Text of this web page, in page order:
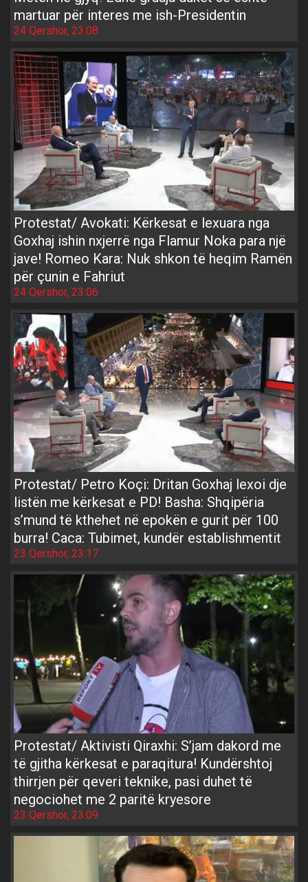
martuar për interes me ish-Presidentin
24 Qershor, 23:08
Protestat/ Avokati: Kërkesat e lexuara nga
Goxhaj ishin nxjerrë nga Flamur Noka para një
jave! Romeo Kara: Nuk shkon të heqim Ramën
për çunin e Fahriut
24 Qershor, 23:06
Protestat/ Petro Koçi: Dritan Goxhaj lexoi dje
listën me kërkesat e PD! Basha: Shqipëria
s’mund të kthehet në epokën e gurit për 100
burra! Caca: Tubimet, kundër establishmentit
23 Qershor, 23:17
Protestat/ Aktivisti Qiraxhi: S’jam dakord me
të gjitha kërkesat e paraqitura! Kundërshtoj
thirrjen për qeveri teknike, pasi duhet të
negociohet me 2 paritë kryesore
23 Qershor, 23:09